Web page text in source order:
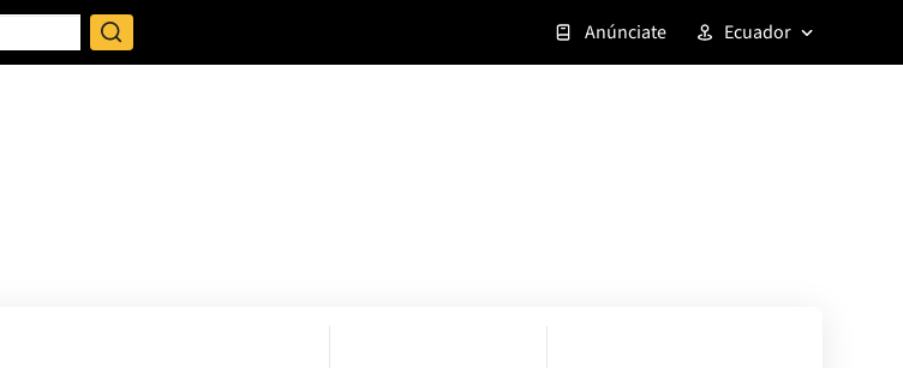
Anúnciate Ecuador